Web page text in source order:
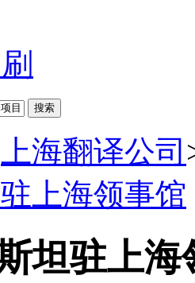
上海翻译公司
上海领事馆
坦驻上海